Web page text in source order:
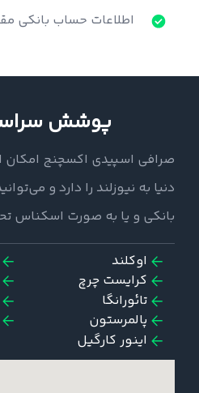
اطلاعات حساب بانکی
پوشش
صرافی اسپیدی اکسچنج امکان
دنیا به نیوزلند را دارد و
بانکی و یا به صورت اسکناس
اوکلند
کرایست چرچ
تائورانگا
پالمرستون
اینور کارگیل